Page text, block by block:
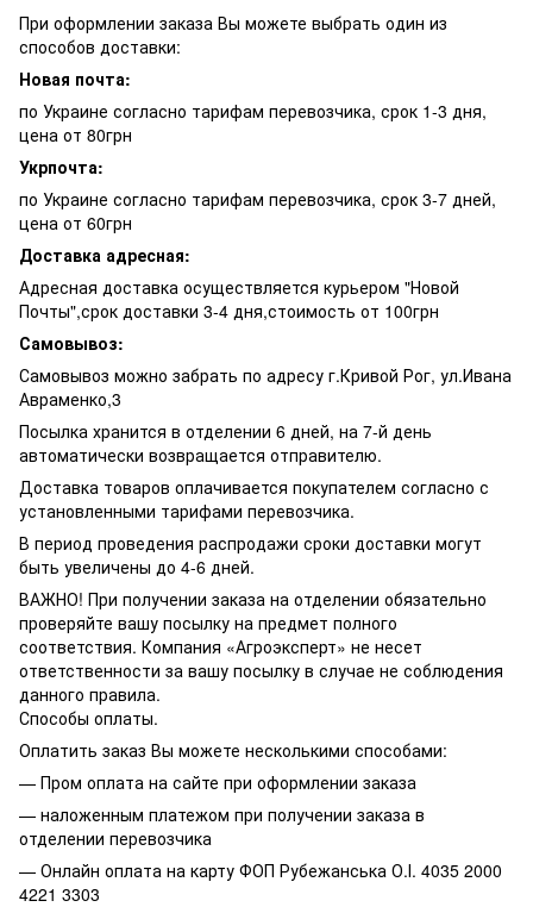
При оформлении заказа Вы можете выбрать один из
способов доставки:
Новая почта:
по Украине согласно тарифам перевозчика, срок 1-3 дня,
цена от 80грн
Укрпочта:
по Украине согласно тарифам перевозчика, срок 3-7 дней,
цена от 60грн
Доставка адресная:
Адресная доставка осуществляется курьером "Новой
Почты",срок доставки 3-4 дня,стоимость от 100грн
Самовывоз:
Самовывоз можно забрать по адресу г.Кривой Рог, ул.Ивана
Авраменко,3
Посылка хранится в отделении 6 дней, на 7-й день
автоматически возвращается отправителю.
Доставка товаров оплачивается покупателем согласно с
установленными тарифами перевозчика.
В период проведения распродажи сроки доставки могут
быть увеличены до 4-6 дней.
ВАЖНО! При получении заказа на отделении обязательно
проверяйте вашу посылку на предмет полного
соответствия. Компания «Агроэксперт» не несет
ответственности за вашу посылку в случае не соблюдения
данного правила.
Способы оплаты.
Оплатить заказ Вы можете несколькими способами:
— Пром оплата на сайте при оформлении заказа
— наложенным платежом при получении заказа в
отделении перевозчика
— Онлайн оплата на карту ФОП Рубежанська О.І. 4035 2000
4221 3303